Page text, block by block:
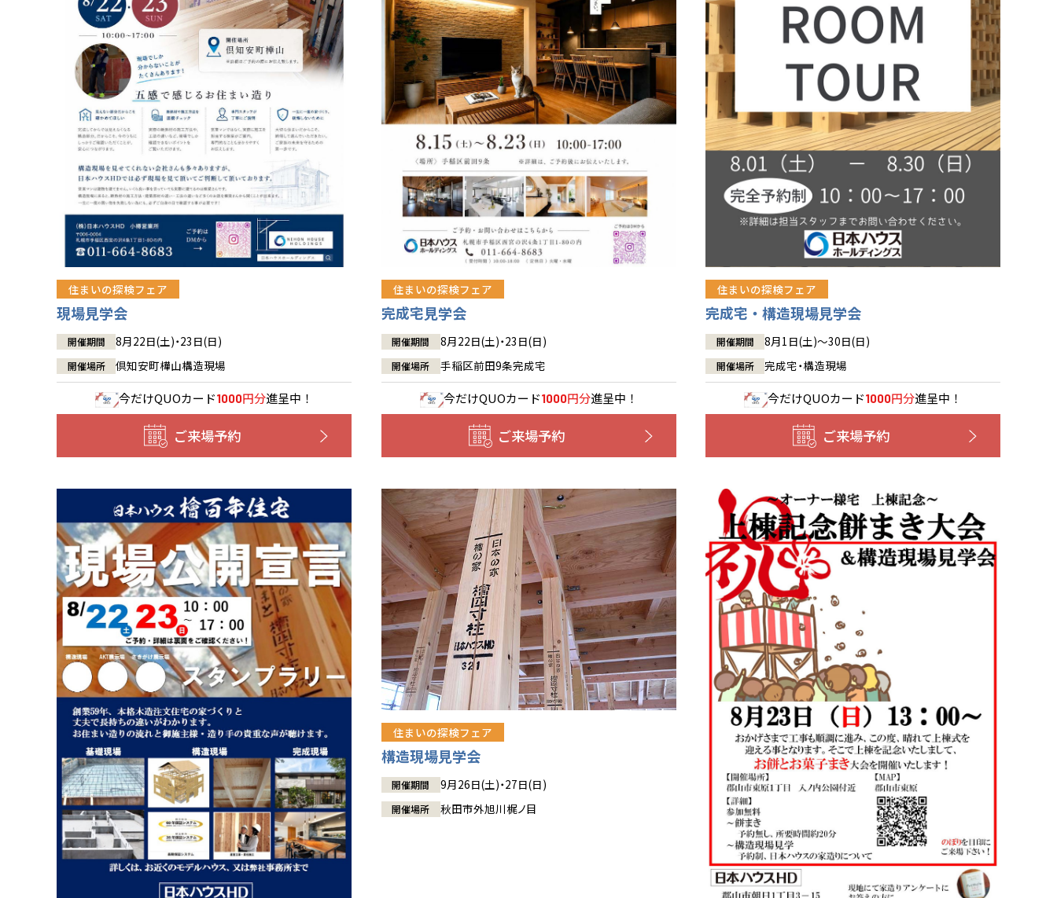
住まいの探検フェア
現場見学会
開催期間 8月22日(土)・23日(日)
開催場所 倶知安町樺山構造現場
今だけQUOカード1000円分進呈中！
ご来場予約
住まいの探検フェア
完成宅見学会
開催期間 8月22日(土)・23日(日)
開催場所 手稲区前田9条完成宅
今だけQUOカード1000円分進呈中！
ご来場予約
住まいの探検フェア
完成宅・構造現場見学会
開催期間 8月1日(土)～30日(日)
開催場所 完成宅・構造現場
今だけQUOカード1000円分進呈中！
ご来場予約
住まいの探検フェア
構造現場見学会
開催期間 9月26日(土)・27日(日)
開催場所 秋田市外旭川梶ノ目